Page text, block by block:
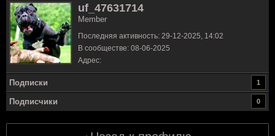
uf_47631714
Member
Последняя активность: 29-12-2025, 14:02
В сообществе: 08-06-2025
Адрес:
Подписки 1
Подписчики 0